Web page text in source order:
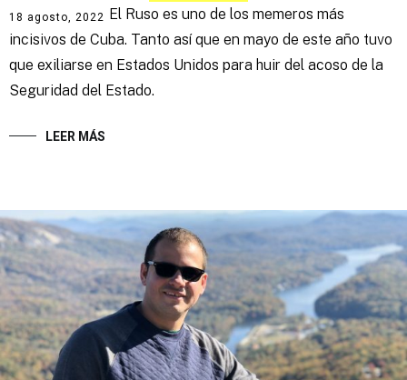
18 agosto, 2022 El Ruso es uno de los memeros más
incisivos de Cuba. Tanto así que en mayo de este año tuvo
que exiliarse en Estados Unidos para huir del acoso de la
Seguridad del Estado.
LEER MÁS